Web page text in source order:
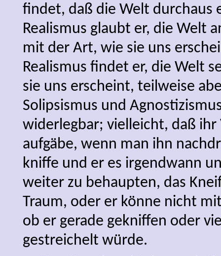
findet, daß die Welt durchaus
Realismus glaubt er, die Welt
mit der Art, wie sie uns
Realismus findet er, die Welt
sie uns erscheint, teilweise
Solipsismus und
widerlegbar; vielleicht, daß ihr
aufgäbe, wenn man ihn
kniffe und er es irgendwann
weiter zu behaupten, das
Traum, oder er könne nicht
ob er gerade gekniffen oder
gestreichelt würde.